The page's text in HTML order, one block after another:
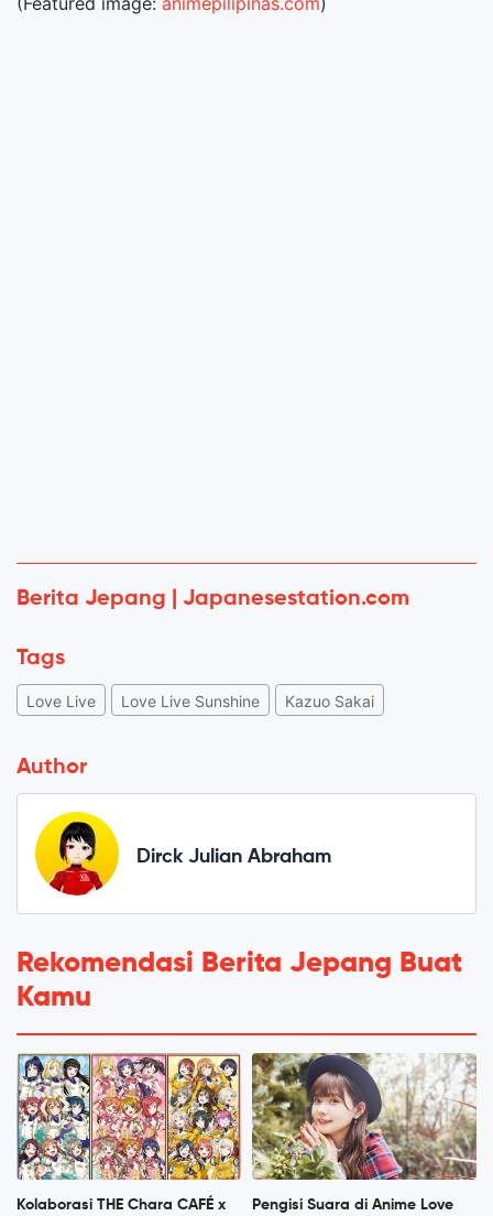
Berita Jepang | Japanesestation.com
Tags
Love Live Love Live Sunshine Kazuo Sakai
Author
Dirck Julian Abraham
Rekomendasi Berita Jepang Buat
Kamu
Kolaborasi THE Chara CAFÉ x
Pengisi Suara di Anime Love